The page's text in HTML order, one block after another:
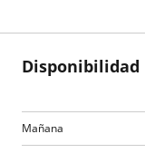
Disponibilidad
Mañana